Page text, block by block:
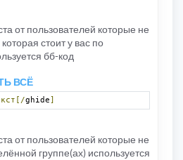
от пользователей которые не
стоит у вас по
бб-код
ВСЁ
ghide]
от пользователей которые не
группе(ах) используется